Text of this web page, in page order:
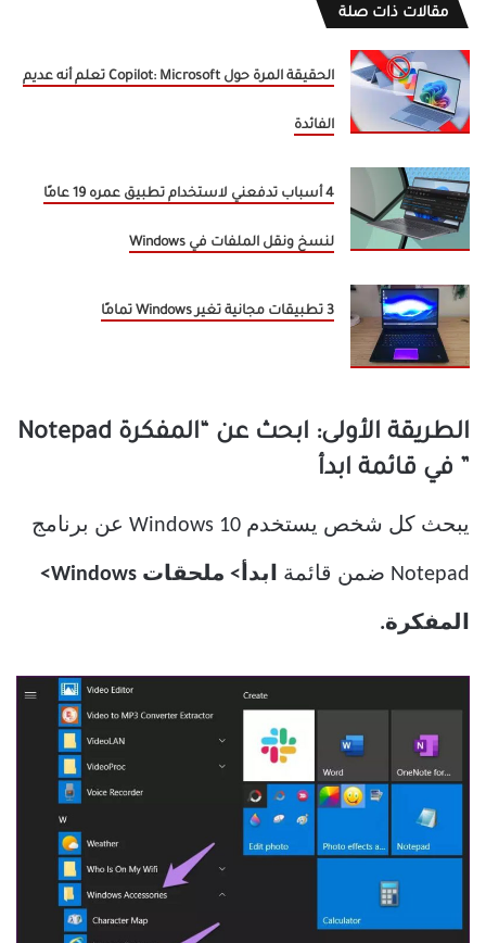
مقالات ذات صلة
الحقيقة المرة حول Copilot: Microsoft تعلم أنه عديم
الفائدة
4 أسباب تدفعني لاستخدام تطبيق عمره 19 عامًا
لنسخ ونقل الملفات في Windows
3 تطبيقات مجانية تغير Windows تمامًا
الطريقة الأولى: ابحث عن “المفكرة Notepad
” في قائمة ابدأ
يبحث كل شخص يستخدم Windows 10 عن برنامج
Notepad ضمن قائمة ابدأ> ملحقات Windows>
المفكرة.